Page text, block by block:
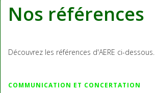
Nos références
Découvrez les références d'AERE ci-dessous.
COMMUNICATION ET CONCERTATION